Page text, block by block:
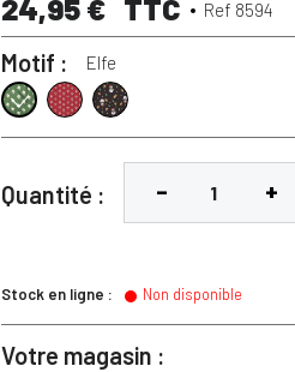
24,95 € TTC Ref 8594
Motif : Elfe
Elfe RudolphSnowman
Quantité :
Stock en ligne : Non disponible
Votre magasin :